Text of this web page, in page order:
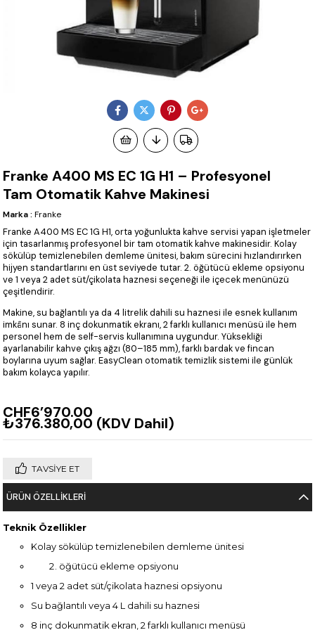
Franke A400 MS EC 1G H1 – Profesyonel
Tam Otomatik Kahve Makinesi
Marka : Franke
Franke A400 MS EC 1G H1, orta yoğunlukta kahve servisi yapan işletmeler
için tasarlanmış profesyonel bir tam otomatik kahve makinesidir. Kolay
sökülüp temizlenebilen demleme ünitesi, bakım sürecini hızlandırırken
hijyen standartlarını en üst seviyede tutar. 2. öğütücü ekleme opsiyonu
ve 1 veya 2 adet süt/çikolata haznesi seçeneği ile içecek menünüzü
çeşitlendirir.
Makine, su bağlantılı ya da 4 litrelik dahili su haznesi ile esnek kullanım
imkânı sunar. 8 inç dokunmatik ekranı, 2 farklı kullanıcı menüsü ile hem
personel hem de self-servis kullanımına uygundur. Yüksekliği
ayarlanabilir kahve çıkış ağzı (80–185 mm), farklı bardak ve fincan
boylarına uyum sağlar. EasyClean otomatik temizlik sistemi ile günlük
bakım kolayca yapılır.
CHF6’970.00
₺376.380,00 (KDV Dahil)
TAVSIYE ET
ÜRÜN ÖZELLIKLERI
Teknik Özellikler
Kolay sökülüp temizlenebilen demleme ünitesi
öğütücü ekleme opsiyonu
1 veya 2 adet süt/çikolata haznesi opsiyonu
Su bağlantılı veya 4 L dahili su haznesi
8 inç dokunmatik ekran, 2 farklı kullanıcı menüsü